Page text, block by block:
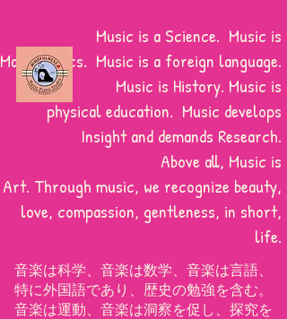
音楽は科学、音楽は数学、音楽は言語、
特に外国語であり、歴史の勉強を含む。
音楽は運動、音楽は洞察を促し、探究を
Music is a Science. Music is
Mathematics. Music is a foreign language.
Music is History. Music is
physical education. Music develops
Insight and demands Research.
Above all, Music is
Art. Through music, we recognize beauty,
love, compassion, gentleness, in short,
life.